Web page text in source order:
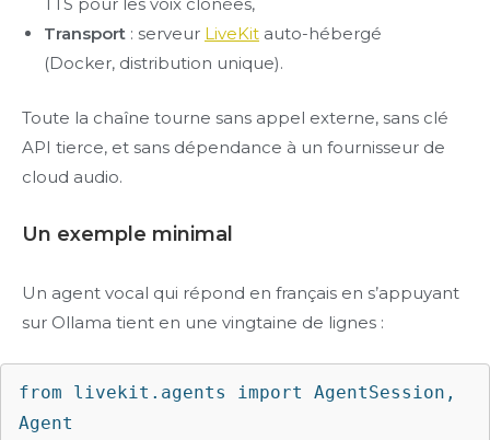
Transport : serveur LiveKit auto-hébergé
(Docker, distribution unique).
Toute la chaîne tourne sans appel externe, sans clé
API tierce, et sans dépendance à un fournisseur de
cloud audio.
Un exemple minimal
Un agent vocal qui répond en français en s’appuyant
sur Ollama tient en une vingtaine de lignes :
from livekit.agents import AgentSession,
Agent